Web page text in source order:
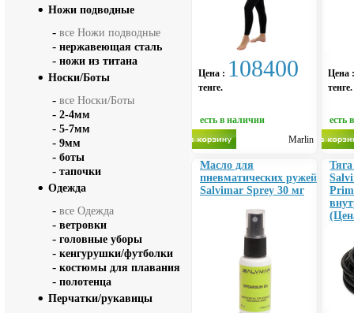
Цена : 108400
тенге.
есть в наличии
Marlin
Цена
тенге.
есть
Масло для
пневматических ружей
Salvimar Sprey 30 мг
Ножи подводные
- все Ножи подводные
- нержавеющая сталь
- ножи из титана
Носки/Боты
- все Носки/Боты
- 2-4мм
- 5-7мм
- 9мм
- боты
- тапочки
Одежда
- все Одежда
- ветровки
- головные уборы
- кенгурушки/футболки
- костюмы для плавания
- полотенца
Перчатки/рукавицы